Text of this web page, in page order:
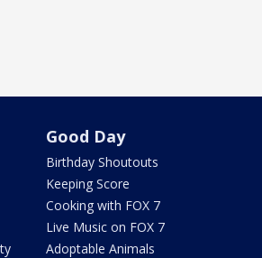
Good Day
Birthday Shoutouts
Keeping Score
Cooking with FOX 7
Live Music on FOX 7
Adoptable Animals